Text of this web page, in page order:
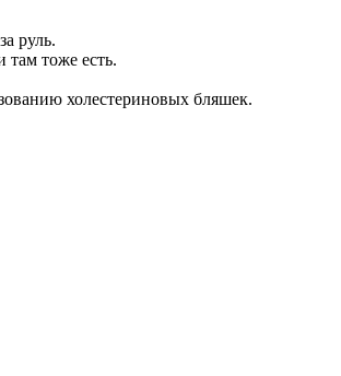
руль.
тоже есть.
холестериновых бляшек.